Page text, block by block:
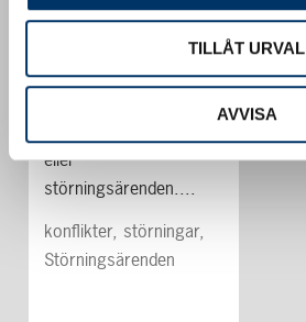
TILLÅT URVAL
AVVISA
eller
störningsärenden....
konflikter, störningar,
Störningsärenden